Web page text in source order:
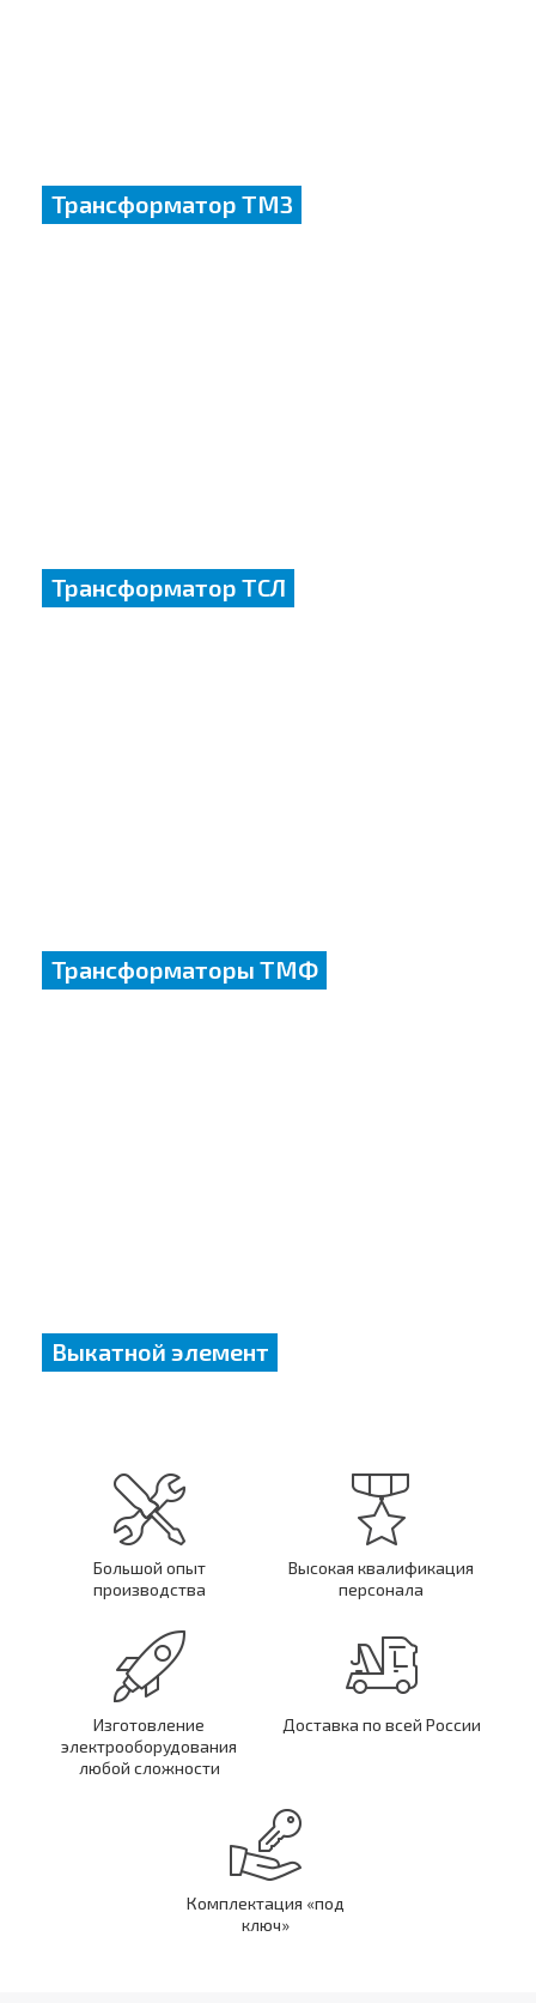
Трансформатор ТМЗ
Трансформатор ТСЛ
Трансформаторы ТМФ
Выкатной элемент
Большой опыт
производства
Высокая квалификация
персонала
Изготовление
электрооборудования
любой сложности
Доставка по всей России
Комплектация «под
ключ»